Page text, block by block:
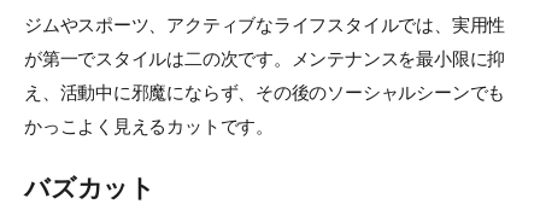
ジムやスポーツ、アクティブなライフスタイルでは、実用性
が第一でスタイルは二の次です。メンテナンスを最小限に抑
え、活動中に邪魔にならず、その後のソーシャルシーンでも
かっこよく見えるカットです。
バズカット